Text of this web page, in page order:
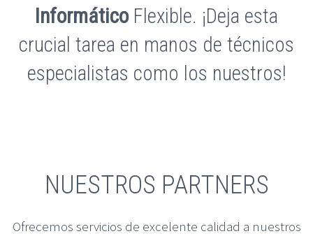
InformáticoFlexible. ¡Deja esta
crucial tarea en manos de técnicos
especialistas como los nuestros!
NUESTROS PARTNERS
Ofrecemos servicios de excelente calidad a nuestros